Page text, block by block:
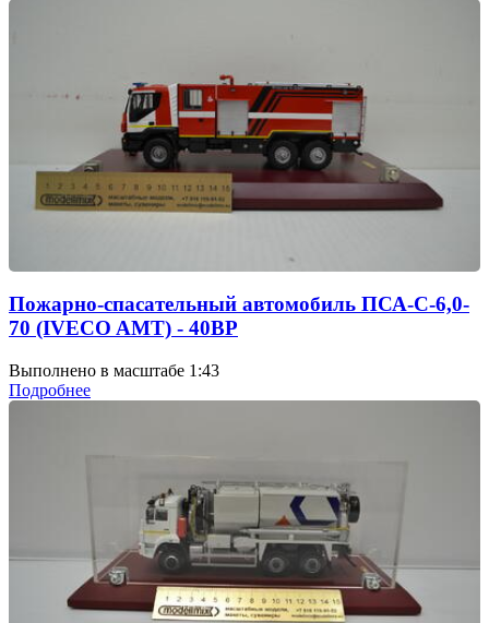
Пожарно-спасательный автомобиль ПСА-С-6,0-
70 (IVECO AMT) - 40ВР
Выполнено в масштабе 1:43
Подробнее